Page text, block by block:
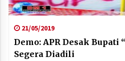
21/05/2019
Demo: APR Desak Bupati
Segera Diadili